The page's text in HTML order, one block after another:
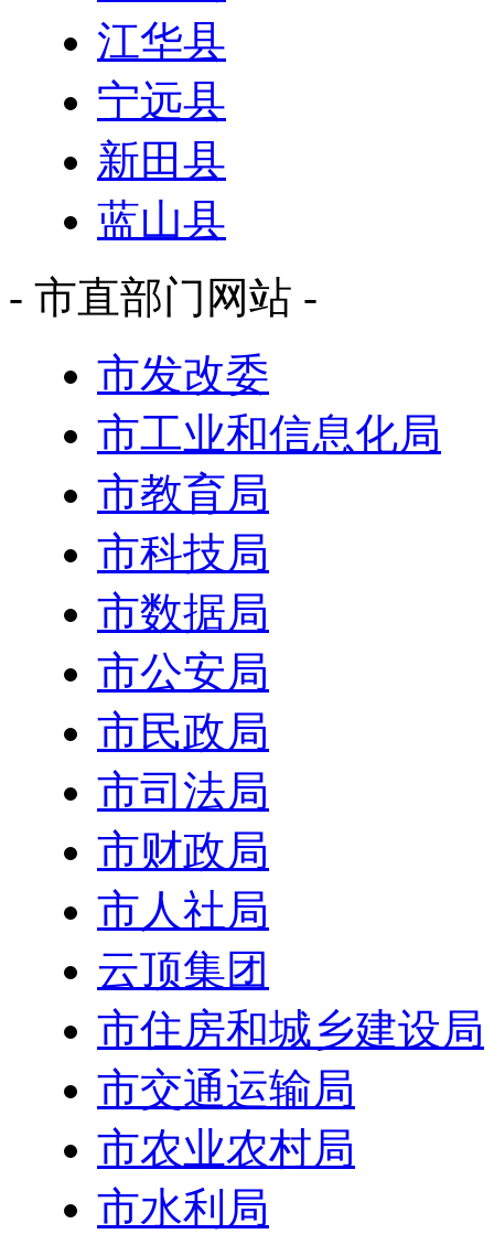
江华县
宁远县
新田县
蓝山县
- 市直部门网站 -
市发改委
市工业和信息化局
市教育局
市科技局
市数据局
市公安局
市民政局
市司法局
市财政局
市人社局
云顶集团
市住房和城乡建设局
市交通运输局
市农业农村局
市水利局